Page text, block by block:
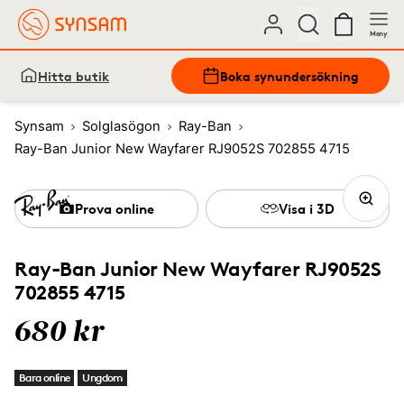
Meny
Hitta butik Boka synundersökning
Synsam Solglasögon
Ray-Ban
Ray-Ban Junior New Wayfarer RJ9052S 702855 4715
Ray-Ban Junior New Wayfarer RJ9052S
702855 4715
680 kr
Bara online Ungdom
Prova online Visa i 3D